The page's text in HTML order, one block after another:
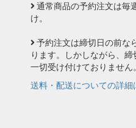
通常商品の予約注文は毎
け。
予約注文は締切日の前な
ります。しかしながら、
一切受け付けておりません。
送料・配送についての詳細